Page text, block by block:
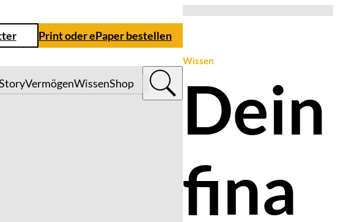
Print oder ePaper bestellen
VermögenWissenShop
Wissen
Dein
fina